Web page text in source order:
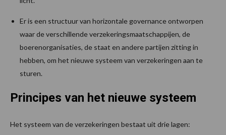
Er is een structuur van horizontale governance ontworpen
waar de verschillende verzekeringsmaatschappijen, de
boerenorganisaties, de staat en andere partijen zitting in
hebben, om het nieuwe systeem van verzekeringen aan te
sturen.
Principes van het nieuwe systeem
Het systeem van de verzekeringen bestaat uit drie lagen: